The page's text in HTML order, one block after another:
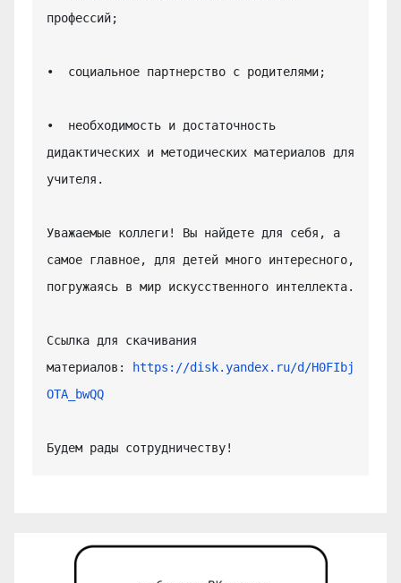
профессий;
•  социальное партнерство с родителями;
•  необходимость и достаточность
дидактических и методических материалов для
учителя.
Уважаемые коллеги! Вы найдете для себя, а
самое главное, для детей много интересного,
погружаясь в мир искусственного интеллекта.
Ссылка для скачивания
материалов:
https://disk.yandex.ru/d/H0FIbj
OTA_bwQQ
Будем рады сотрудничеству!